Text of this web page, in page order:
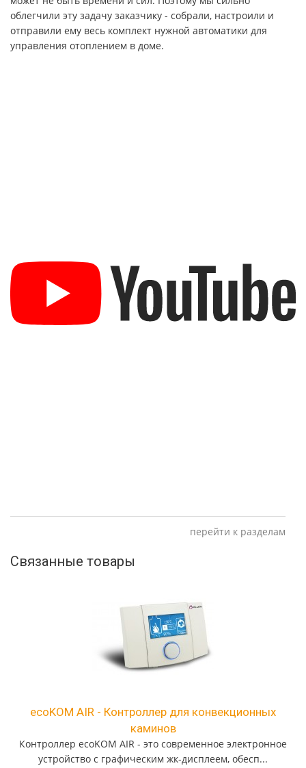
облегчили эту задачу заказчику - собрали, настроили и
отправили ему весь комплект нужной автоматики для
управления отоплением в доме.
перейти к разделам
Связанные товары
ecoKOM AIR - Контроллер для конвекционных
каминов
Контроллер ecoKOM AIR - это современное электронное
устройство с графическим жк-дисплеем, обесп...